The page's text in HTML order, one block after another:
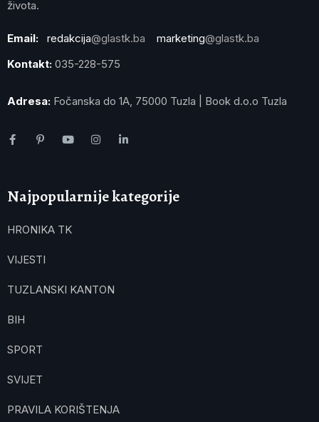
života.
Email: redakcija@glastk.ba marketing@glastk.ba
Kontakt: 035-228-575
Adresa: Fočanska do 1A, 75000 Tuzla | Book d.o.o Tuzla
Najpopularnije kategorije
HRONIKA TK
VIJESTI
TUZLANSKI KANTON
BIH
SPORT
SVIJET
PRAVILA KORIŠTENJA